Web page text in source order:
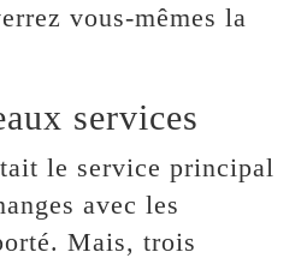
vous-mêmes la
services
le service principal
avec les
Mais, trois